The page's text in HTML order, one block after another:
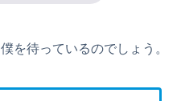
を待っているのでしょう。